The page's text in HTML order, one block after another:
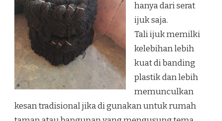
hanya dari serat
ijuk saja.
Tali ijuk memilki
kelebihan lebih
kuat di banding
plastik dan lebih
memunculkan
kesan tradisional jika di gunakan untuk rumah